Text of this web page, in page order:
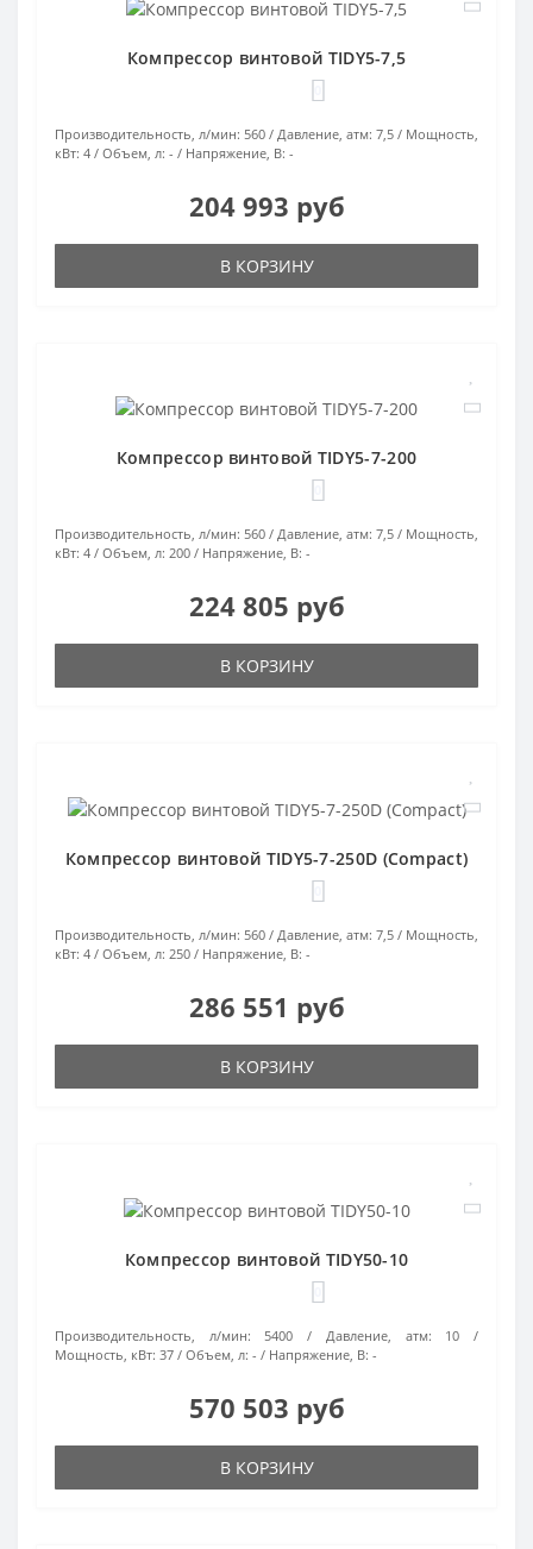
Компрессор винтовой TIDY5-7,5
Производительность, л/мин: 560 Давление, атм: 7,5
Мощность,
кВт: 4 Объем, л: - Напряжение, В: -
204 993 руб
В КОРЗИНУ
Компрессор винтовой TIDY5-7-200
Производительность, л/мин: 560 Давление, атм: 7,5
Мощность,
кВт: 4 Объем, л: 200 Напряжение, В: -
224 805 руб
В КОРЗИНУ
Компрессор винтовой TIDY5-7-250D (Compact)
Производительность, л/мин: 560 Давление, атм: 7,5
Мощность,
кВт: 4 Объем, л: 250 Напряжение, В: -
286 551 руб
В КОРЗИНУ
Компрессор винтовой TIDY50-10
Производительность, л/мин: 5400 Давление, атм:
10
Мощность, кВт: 37 Объем, л: - Напряжение, В: -
570 503 руб
В КОРЗИНУ